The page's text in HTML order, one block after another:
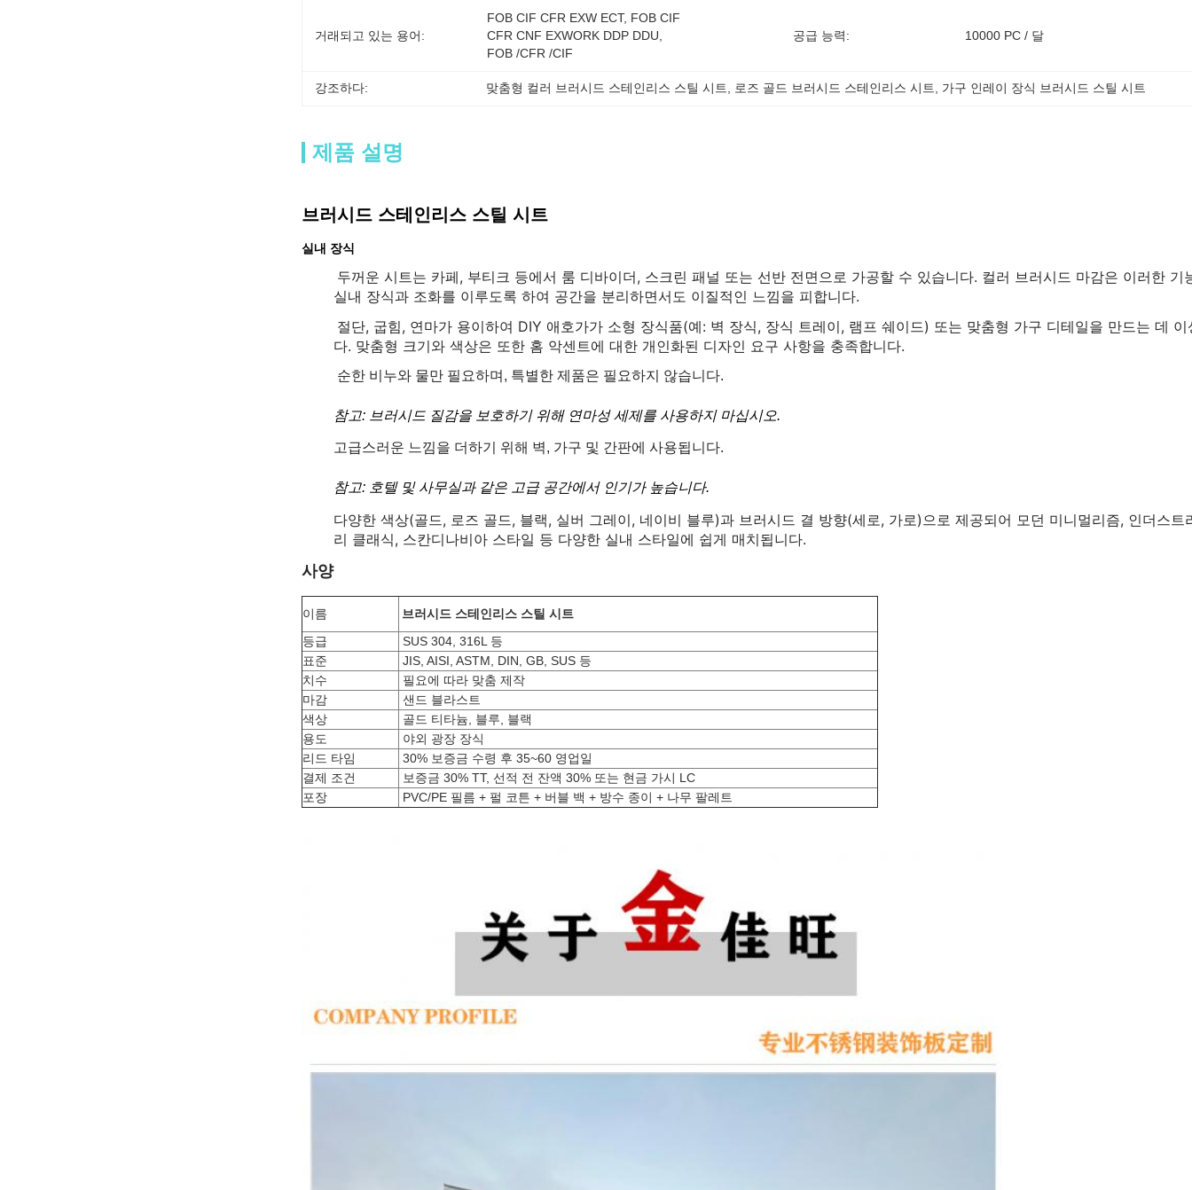
거래되고 있는 용어:
FOB CIF CFR EXW ECT, FOB CIF
CFR CNF EXWORK DDP DDU,
FOB /CFR /CIF
공급 능력: 10000 PC / 달
강조하다: 맞춤형 컬러 브러시드 스테인리스 스틸 시트 로즈 골드 브러시드 스테인리스 시트 가구 인레이 장식 브러시드 스틸 시트
제품 설명
브러시드 스테인리스 스틸 시트
실내 장식
두꺼운 시트는 카페, 부티크 등에서 룸 디바이더, 스크린 패널 또는 선반 전면으로 가공할 수 있습니다. 컬러 브러시드 마감은 이러한 기
실내 장식과 조화를 이루도록 하여 공간을 분리하면서도 이질적인 느낌을 피합니다.
절단, 굽힘, 연마가 용이하여 DIY 애호가가 소형 장식품(예: 벽 장식, 장식 트레이, 램프 쉐이드) 또는 맞춤형 가구 디테일을 만드는 데 이
다. 맞춤형 크기와 색상은 또한 홈 악센트에 대한 개인화된 디자인 요구 사항을 충족합니다.
순한 비누와 물만 필요하며, 특별한 제품은 필요하지 않습니다.
참고: 브러시드 질감을 보호하기 위해 연마성 세제를 사용하지 마십시오.
고급스러운 느낌을 더하기 위해 벽, 가구 및 간판에 사용됩니다.
참고: 호텔 및 사무실과 같은 고급 공간에서 인기가 높습니다.
다양한 색상(골드, 로즈 골드, 블랙, 실버 그레이, 네이비 블루)과 브러시드 결 방향(세로, 가로)으로 제공되어 모던 미니멀리즘, 인더스트
리 클래식, 스칸디나비아 스타일 등 다양한 실내 스타일에 쉽게 매치됩니다.
사양
이름
브러시드 스테인리스 스틸 시트
등급
SUS 304, 316L 등
표준
JIS, AISI, ASTM, DIN, GB, SUS 등
치수
필요에 따라 맞춤 제작
마감
샌드 블라스트
색상
골드 티타늄, 블루, 블랙
용도
야외 광장 장식
리드 타임
30% 보증금 수령 후 35~60 영업일
결제 조건
보증금 30% TT, 선적 전 잔액 30% 또는 현금 가시 LC
포장
PVC/PE 필름 + 펄 코튼 + 버블 백 + 방수 종이 + 나무 팔레트